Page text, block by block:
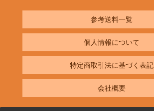
参考送料一覧
個人情報について
特定商取引法に基づく表記
会社概要